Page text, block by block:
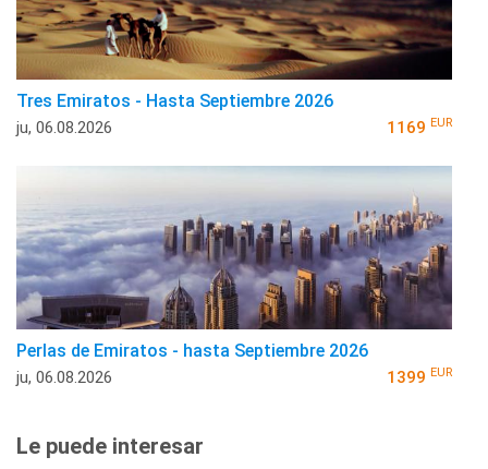
Tres Emiratos - Hasta Septiembre 2026
ju, 06.08.2026 1169 EUR
Perlas de Emiratos - hasta Septiembre 2026
ju, 06.08.2026 1399 EUR
Le puede interesar